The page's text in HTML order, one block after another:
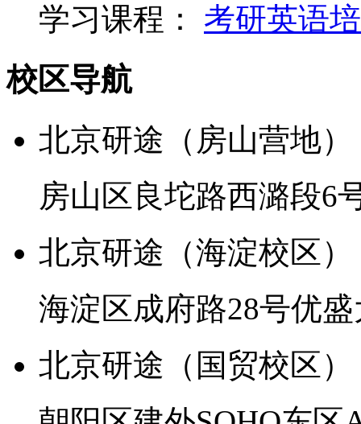
学习课程：
考研英语
校区导航
北京研途（房山营地）
房山区良坨路西潞段6
北京研途（海淀校区）
海淀区成府路28号优
北京研途（国贸校区）